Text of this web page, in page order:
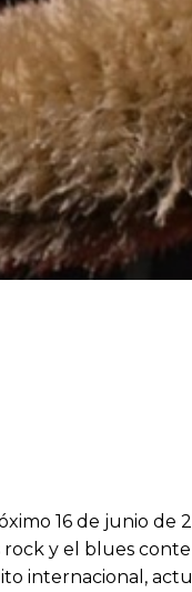
16 de junio de
y el blues
internacional,